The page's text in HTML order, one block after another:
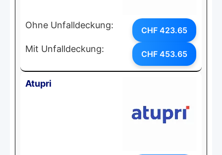
Ohne Unfalldeckung: CHF 423.65
Mit Unfalldeckung: CHF 453.65
Atupri